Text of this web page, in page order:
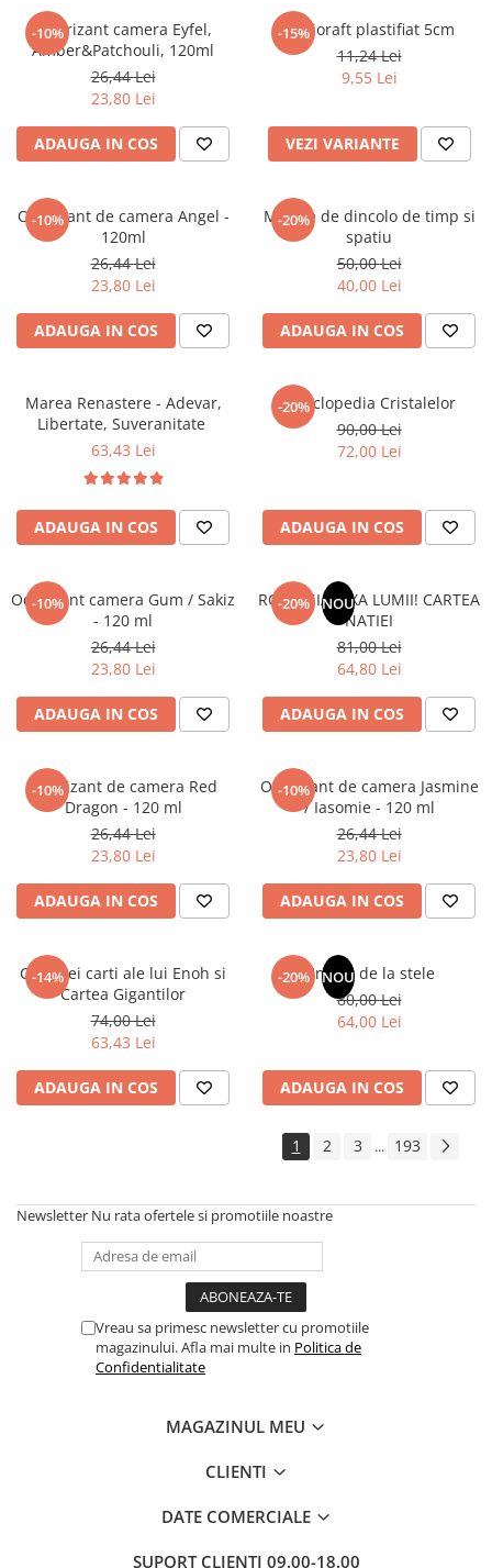
Carti pentru Adolescenti, Young
Adult
Crime, Thriller, Mistery
Literatura Romana
Literatura Universala
Romane de dragoste, Carti
romantice
Senzatii/Dragoste
Senzatii/Erotic
Senzatii/Suspans
SF & Fantasy
Teatru
Teens Book Club
Birotica & Papetarie
Articole Birotica
Accesorii Arhivare
Instrumente de scris
Seturi birotica
Articole scolare
Caiete si Carnetele scolare
Coperti, Mape, Etichete
Ghiozdane si Penare scolare
Instrumente si Truse Geometrie
Seturi scolare
Calculator
Consumabile & Accesorii
Cadouri
Literatura Romana
Literatura Universala
Carte Prescolara, Joc
Carti cartonate
-10%
Odorizant camera Eyfel,
Amber&Patchouli, 120ml
26,44 Lei
23,80 Lei
ADAUGA IN COS
-15%
Biblioraft plastifiat 5cm
11,24 Lei
9,55 Lei
VEZI VARIANTE
-10%
Odorizant de camera Angel -
120ml
26,44 Lei
23,80 Lei
ADAUGA IN COS
-20%
Mesaje de dincolo de timp si
spatiu
50,00 Lei
40,00 Lei
ADAUGA IN COS
Marea Renastere - Adevar,
Libertate, Suveranitate
63,43 Lei
ADAUGA IN COS
-20%
Enciclopedia Cristalelor
90,00 Lei
72,00 Lei
ADAUGA IN COS
-10%
Odorizant camera Gum / Sakiz
- 120 ml
26,44 Lei
23,80 Lei
ADAUGA IN COS
-20% NOU
ROMANIA, AXA LUMII! CARTEA
NATIEI
81,00 Lei
64,80 Lei
ADAUGA IN COS
-10%
Odorizant de camera Red
Dragon - 120 ml
26,44 Lei
23,80 Lei
ADAUGA IN COS
-10%
Odorizant de camera Jasmine
/ Iasomie - 120 ml
26,44 Lei
23,80 Lei
ADAUGA IN COS
-14%
Cele trei carti ale lui Enoh si
Cartea Gigantilor
74,00 Lei
63,43 Lei
ADAUGA IN COS
-20% NOU
Un dar de la stele
80,00 Lei
64,00 Lei
ADAUGA IN COS
1 2 3 ... 193
Newsletter Nu rata ofertele si promotiile noastre
Vreau sa primesc newsletter cu promotiile
magazinului. Afla mai multe in Politica de
Confidentialitate
MAGAZINUL MEU
CLIENTI
DATE COMERCIALE
SUPORT CLIENTI 09.00-18.00